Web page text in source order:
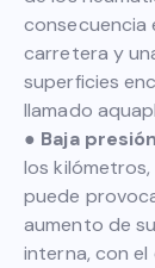
consecuencia
carretera y
superficies
llamado
● Baja
los
puede
aumento de
interna, con